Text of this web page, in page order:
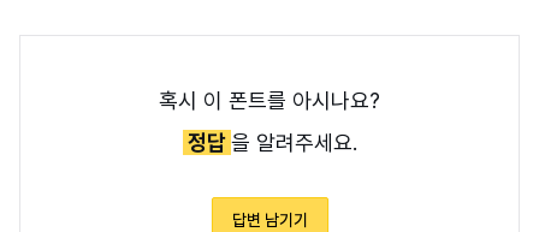
혹시 이 폰트를 아시나요?
정답을 알려주세요.
답변 남기기